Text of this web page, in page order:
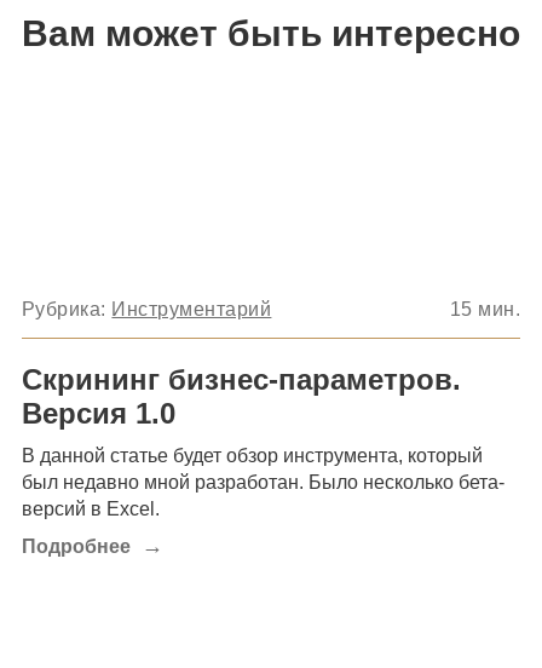
Вам может быть интересно
Рубрика: Инструментарий 15 мин.
Скрининг бизнес-параметров.
Версия 1.0
В данной статье будет обзор инструмента, который
был недавно мной разработан. Было несколько бета-
версий в Excel.
Подробнее
→